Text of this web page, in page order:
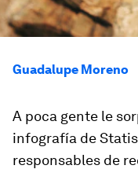
Guadalupe Moreno
A poca gente le
infografía de
responsables de